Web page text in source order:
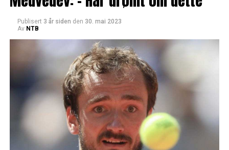
Publisert 3 år siden den 30. mai 2023
Av NTB